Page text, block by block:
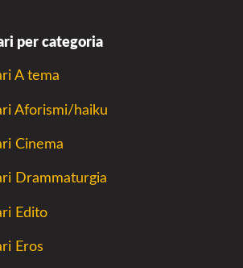
per categoria
A tema
Aforismi/haiku
Cinema
Drammaturgia
Edito
Eros